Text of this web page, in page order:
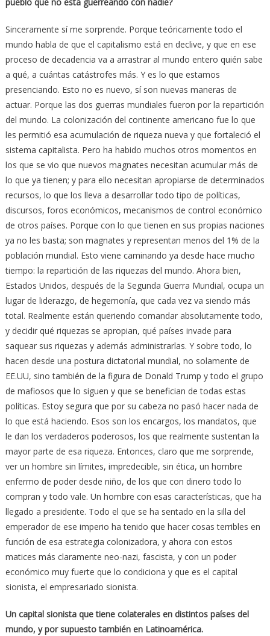
pueblo que no está guerreando con nadie?
Sinceramente sí me sorprende. Porque teóricamente todo el
mundo habla de que el capitalismo está en declive, y que en ese
proceso de decadencia va a arrastrar al mundo entero quién sabe
a qué, a cuántas catástrofes más. Y es lo que estamos
presenciando. Esto no es nuevo, sí son nuevas maneras de
actuar. Porque las dos guerras mundiales fueron por la repartición
del mundo. La colonización del continente americano fue lo que
les permitió esa acumulación de riqueza nueva y que fortaleció el
sistema capitalista. Pero ha habido muchos otros momentos en
los que se vio que nuevos magnates necesitan acumular más de
lo que ya tienen; y para ello necesitan apropiarse de determinados
recursos, lo que los lleva a desarrollar todo tipo de políticas,
discursos, foros económicos, mecanismos de control económico
de otros países. Porque con lo que tienen en sus propias naciones
ya no les basta; son magnates y representan menos del 1% de la
población mundial. Esto viene caminando ya desde hace mucho
tiempo: la repartición de las riquezas del mundo. Ahora bien,
Estados Unidos, después de la Segunda Guerra Mundial, ocupa un
lugar de liderazgo, de hegemonía, que cada vez va siendo más
total. Realmente están queriendo comandar absolutamente todo,
y decidir qué riquezas se apropian, qué países invade para
saquear sus riquezas y además administrarlas. Y sobre todo, lo
hacen desde una postura dictatorial mundial, no solamente de
EE.UU, sino también de la figura de Donald Trump y todo el grupo
de mafiosos que lo siguen y que se benefician de todas estas
políticas. Estoy segura que por su cabeza no pasó hacer nada de
lo que está haciendo. Esos son los encargos, los mandatos, que
le dan los verdaderos poderosos, los que realmente sustentan la
mayor parte de esa riqueza. Entonces, claro que me sorprende,
ver un hombre sin límites, impredecible, sin ética, un hombre
enfermo de poder desde niño, de los que con dinero todo lo
compran y todo vale. Un hombre con esas características, que ha
llegado a presidente. Todo el que se ha sentado en la silla del
emperador de ese imperio ha tenido que hacer cosas terribles en
función de esa estrategia colonizadora, y ahora con estos
matices más claramente neo-nazi, fascista, y con un poder
económico muy fuerte que lo condiciona y que es el capital
sionista, el empresariado sionista.
Un capital sionista que tiene colaterales en distintos países del
mundo, y por supuesto también en Latinoamérica.